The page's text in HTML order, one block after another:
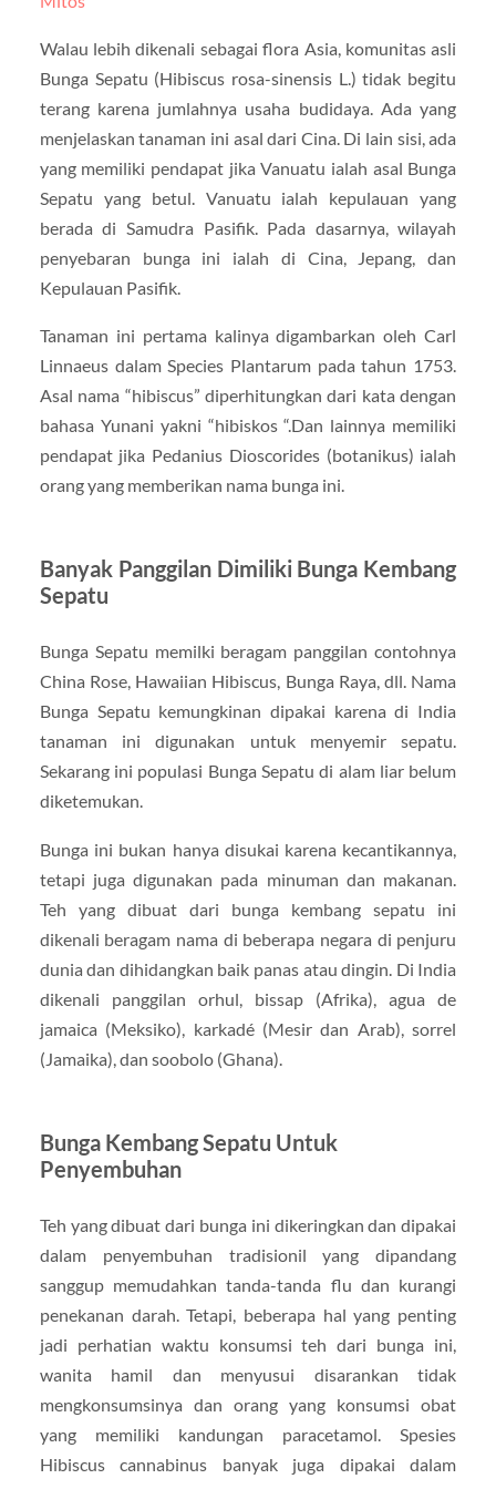
Walau lebih dikenali sebagai flora Asia, komunitas asli
Bunga Sepatu (Hibiscus rosa-sinensis L.) tidak begitu
terang karena jumlahnya usaha budidaya. Ada yang
menjelaskan tanaman ini asal dari Cina. Di lain sisi, ada
yang memiliki pendapat jika Vanuatu ialah asal Bunga
Sepatu yang betul. Vanuatu ialah kepulauan yang
berada di Samudra Pasifik. Pada dasarnya, wilayah
penyebaran bunga ini ialah di Cina, Jepang, dan
Kepulauan Pasifik.
Tanaman ini pertama kalinya digambarkan oleh Carl
Linnaeus dalam Species Plantarum pada tahun 1753.
Asal nama “hibiscus” diperhitungkan dari kata dengan
bahasa Yunani yakni “hibiskos “.Dan lainnya memiliki
pendapat jika Pedanius Dioscorides (botanikus) ialah
orang yang memberikan nama bunga ini.
Banyak Panggilan Dimiliki Bunga Kembang
Sepatu
Bunga Sepatu memilki beragam panggilan contohnya
China Rose, Hawaiian Hibiscus, Bunga Raya, dll. Nama
Bunga Sepatu kemungkinan dipakai karena di India
tanaman ini digunakan untuk menyemir sepatu.
Sekarang ini populasi Bunga Sepatu di alam liar belum
diketemukan.
Bunga ini bukan hanya disukai karena kecantikannya,
tetapi juga digunakan pada minuman dan makanan.
Teh yang dibuat dari bunga kembang sepatu ini
dikenali beragam nama di beberapa negara di penjuru
dunia dan dihidangkan baik panas atau dingin. Di India
dikenali panggilan orhul, bissap (Afrika), agua de
jamaica (Meksiko), karkadé (Mesir dan Arab), sorrel
(Jamaika), dan soobolo (Ghana).
Bunga Kembang Sepatu Untuk
Penyembuhan
Teh yang dibuat dari bunga ini dikeringkan dan dipakai
dalam penyembuhan tradisionil yang dipandang
sanggup memudahkan tanda-tanda flu dan kurangi
penekanan darah. Tetapi, beberapa hal yang penting
jadi perhatian waktu konsumsi teh dari bunga ini,
wanita hamil dan menyusui disarankan tidak
mengkonsumsinya dan orang yang konsumsi obat
yang memiliki kandungan paracetamol. Spesies
Hibiscus cannabinus banyak juga dipakai dalam